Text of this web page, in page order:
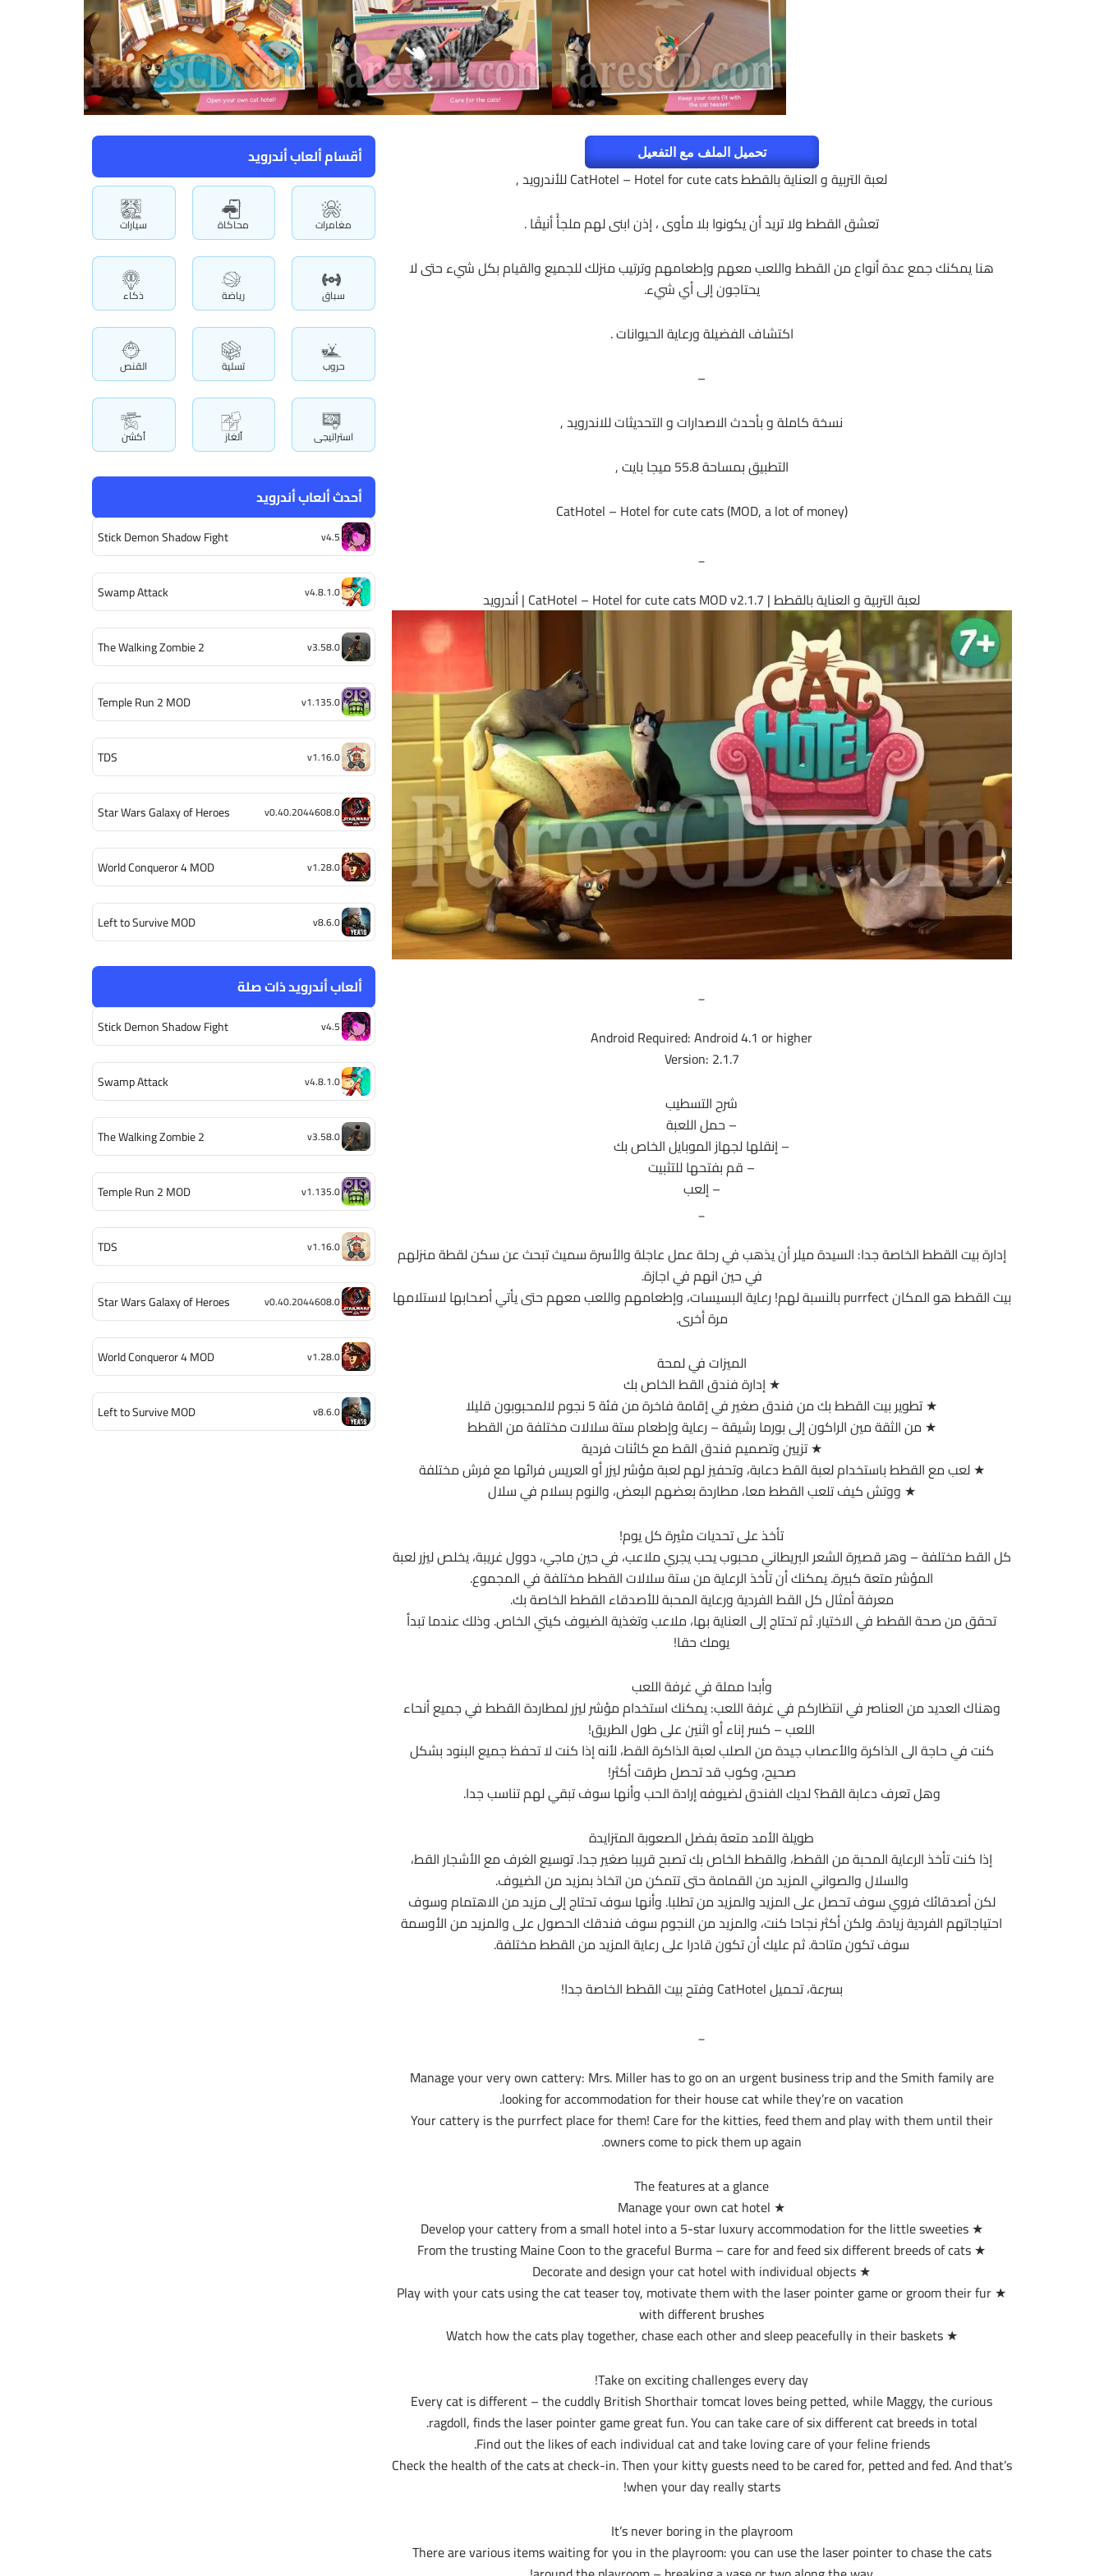
أقسام ألعاب أندرويد
مغامرات محاكاة سيارات
سباق رياضة ذكاء
حروب تسلية القنص
استراتيجى ألغاز أكشن
أحدث ألعاب أندرويد
Stick Demon Shadow Fight v4.5
Swamp Attack v4.8.1.0
The Walking Zombie 2 v3.58.0
Temple Run 2 MOD v1.135.0
TDS v1.16.0
Star Wars Galaxy of Heroes v0.40.2044608.0
World Conqueror 4 MOD v1.28.0
Left to Survive MOD v8.6.0
ألعاب أندرويد ذات صلة
Stick Demon Shadow Fight v4.5
Swamp Attack v4.8.1.0
The Walking Zombie 2 v3.58.0
Temple Run 2 MOD v1.135.0
TDS v1.16.0
Star Wars Galaxy of Heroes v0.40.2044608.0
World Conqueror 4 MOD v1.28.0
Left to Survive MOD v8.6.0
تحميل الملف مع التفعيل
لعبة التربية و العناية بالقطط CatHotel – Hotel for cute cats للأندرويد ,
تعشق القطط ولا تريد أن يكونوا بلا مأوى ، إذن ابنى لهم ملجأً أنيقًا .
هنا يمكنك جمع عدة أنواع من القطط واللعب معهم وإطعامهم وترتيب منزلك للجميع والقيام بكل شيء حتى لا
يحتاجون إلى أي شيء.
اكتشاف الفضيلة ورعاية الحيوانات .
–
نسخة كاملة و بأحدث الاصدارات و التحديثات للاندرويد ,
التطبيق بمساحة 55.8 ميجا بايت ,
CatHotel – Hotel for cute cats (MOD, a lot of money)
_
لعبة التربية و العناية بالقطط | CatHotel – Hotel for cute cats MOD v2.1.7 | أندرويد
_
Android Required: Android 4.1 or higher
Version: 2.1.7
شرح التسطيب
– حمل اللعبة
– إنقلها لجهاز الموبايل الخاص بك
– قم بفتحها للتثبيت
– إلعب
_
إدارة بيت القطط الخاصة جدا: السيدة ميلر أن يذهب في رحلة عمل عاجلة والأسرة سميث تبحث عن سكن لقطة منزلهم
في حين انهم في اجازة.
بيت القطط هو المكان purrfect بالنسبة لهم! رعاية البسيسات، وإطعامهم واللعب معهم حتى يأتي أصحابها لاستلامها
مرة أخرى.
الميزات في لمحة
★ إدارة فندق القط الخاص بك
★ تطوير بيت القطط بك من فندق صغير في إقامة فاخرة من فئة 5 نجوم لالمحبوبون قليلا
★ من الثقة مين الراكون إلى بورما رشيقة – رعاية وإطعام ستة سلالات مختلفة من القطط
★ تزيين وتصميم فندق القط مع كائنات فردية
★ لعب مع القطط باستخدام لعبة القط دعابة، وتحفيز لهم لعبة مؤشر ليزر أو العريس فرائها مع فرش مختلفة
★ ووتش كيف تلعب القطط معا، مطاردة بعضهم البعض، والنوم بسلام في سلال
تأخذ على تحديات مثيرة كل يوم!
كل القط مختلفة – وهر قصيرة الشعر البريطاني محبوب يحب يجري ملاعب، في حين ماجي، دوول غريبة، يخلص ليزر لعبة
المؤشر متعة كبيرة. يمكنك أن تأخذ الرعاية من ستة سلالات القطط مختلفة في المجموع.
معرفة أمثال كل القط الفردية ورعاية المحبة للأصدقاء القطط الخاصة بك.
تحقق من صحة القطط في الاختيار. ثم تحتاج إلى العناية بها، ملاعب وتغذية الضيوف كيتي الخاص. وذلك عندما تبدأ
يومك حقا!
وأبدا مملة في غرفة اللعب
وهناك العديد من العناصر في انتظاركم في غرفة اللعب: يمكنك استخدام مؤشر ليزر لمطاردة القطط في جميع أنحاء
اللعب – كسر إناء أو اثنين على طول الطريق!
كنت في حاجة الى الذاكرة والأعصاب جيدة من الصلب لعبة الذاكرة القط، لأنه إذا كنت لا تحفظ جميع البنود بشكل
صحيح، وكوب قد تحصل طرقت أكثر!
وهل تعرف دعابة القط؟ لديك الفندق لضيوفه إرادة الحب وأنها سوف تبقي لهم تناسب جدا.
طويلة الأمد متعة بفضل الصعوبة المتزايدة
إذا كنت تأخذ الرعاية المحبة من القطط، والقطط الخاص بك تصبح قريبا صغير جدا. توسيع الغرف مع الأشجار القط،
والسلال والصواني المزيد من القمامة حتى تتمكن من اتخاذ بمزيد من الضيوف.
لكن أصدقائك فروي سوف تحصل على المزيد والمزيد من تطلبا. وأنها سوف تحتاج إلى مزيد من الاهتمام وسوف
احتياجاتهم الفردية زيادة. ولكن أكثر نجاحا كنت، والمزيد من النجوم سوف فندقك الحصول على والمزيد من الأوسمة
سوف تكون متاحة. ثم عليك أن تكون قادرا على رعاية المزيد من القطط مختلفة.
بسرعة، تحميل CatHotel وفتح بيت القطط الخاصة جدا!
_
Manage your very own cattery: Mrs. Miller has to go on an urgent business trip and the Smith family are
looking for accommodation for their house cat while they’re on vacation.
Your cattery is the purrfect place for them! Care for the kitties, feed them and play with them until their
owners come to pick them up again.
The features at a glance
★ Manage your own cat hotel
★ Develop your cattery from a small hotel into a 5-star luxury accommodation for the little sweeties
★ From the trusting Maine Coon to the graceful Burma – care for and feed six different breeds of cats
★ Decorate and design your cat hotel with individual objects
★ Play with your cats using the cat teaser toy, motivate them with the laser pointer game or groom their fur
with different brushes
★ Watch how the cats play together, chase each other and sleep peacefully in their baskets
Take on exciting challenges every day!
Every cat is different – the cuddly British Shorthair tomcat loves being petted, while Maggy, the curious
ragdoll, finds the laser pointer game great fun. You can take care of six different cat breeds in total.
Find out the likes of each individual cat and take loving care of your feline friends.
Check the health of the cats at check-in. Then your kitty guests need to be cared for, petted and fed. And that’s
when your day really starts!
It’s never boring in the playroom
There are various items waiting for you in the playroom: you can use the laser pointer to chase the cats